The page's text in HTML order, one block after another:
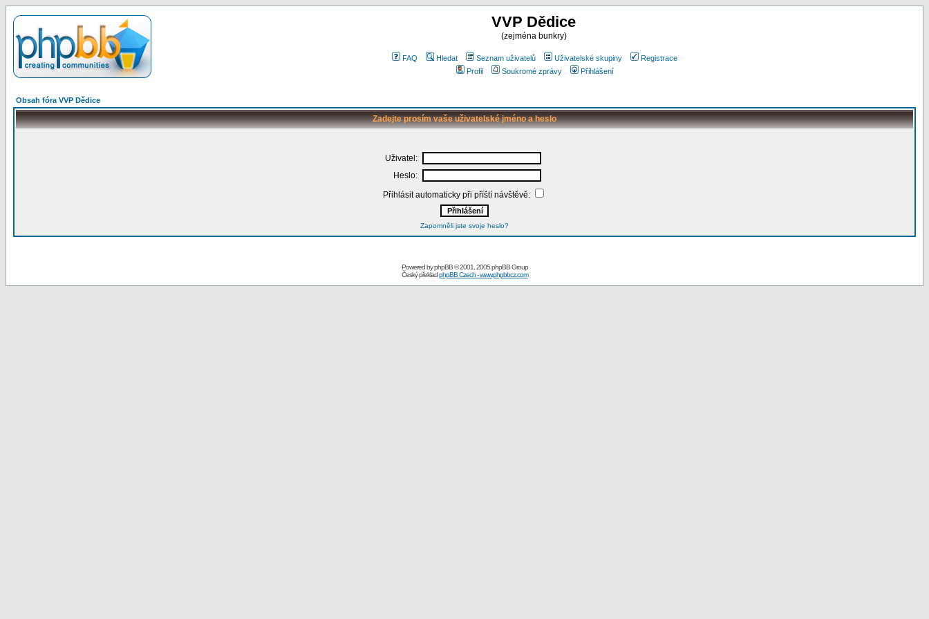
VVP Dědice
(zejména bunkry)
FAQ Hledat Seznam uživatelů Uživatelské skupiny
Registrace
Profil
Soukromé zprávy Přihlášení
Obsah fóra VVP Dědice
Zadejte prosím vaše uživatelské jméno a heslo
Uživatel:
Heslo:
Přihlásit automaticky při příští návštěvě:
Zapomněli jste svoje heslo?
Powered byphpBB© 2001, 2005 phpBB Group
Český překladphpBB Czech - www.phpbbcz.com